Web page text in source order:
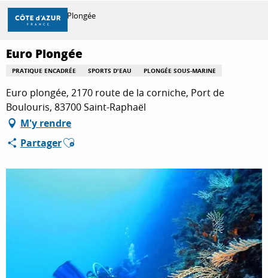
Aller
contenu
principal
DÉCOUVRIR
À FAIRE
SÉJOURNER
Accueil Euro Plongée
Euro Plongée
PRATIQUE ENCADRÉE SPORTS D'EAU PLONGÉE SOUS-MARINE
Euro plongée, 2170 route de la corniche, Port de
Boulouris, 83700 Saint-Raphaël
M'y rendre
PartagerAjouter aux favoris